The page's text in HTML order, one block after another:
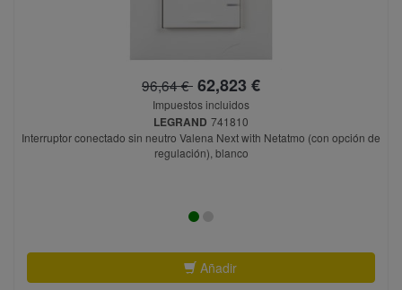
96,64 € 62,823 €
Impuestos incluidos
LEGRAND 741810
Interruptor conectado sin neutro Valena Next with Netatmo (con opción de
regulación), blanco
Añadir